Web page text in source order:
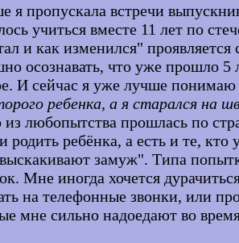
я пропускала встречи
учиться вместе 11 лет по
и как изменился" проявляется
осознавать, что уже прошло 5
И сейчас я уже лучше
ребенка, а я старался
из любопытства прошлась по
родить ребёнка, а есть и те,
замуж". Типа
Мне иногда хочется
на телефонные звонки, или
мне сильно надоедают во